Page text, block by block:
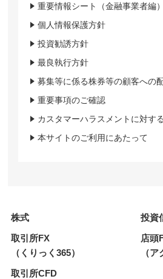
重要情報シート（金融事業者編）
個人情報保護方針
投資勧誘方針
最良執行方針
募集等に係る株券等の顧客への
重要事項のご確認
カスタマーハラスメントに対す
本サイトのご利用にあたって
株式
投資
取引所FX
（くりっく365）
店頭
（
取引所CFD